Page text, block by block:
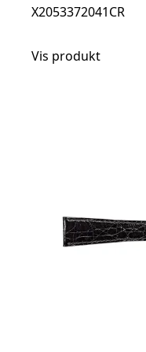
X2053372041CR
Vis produkt